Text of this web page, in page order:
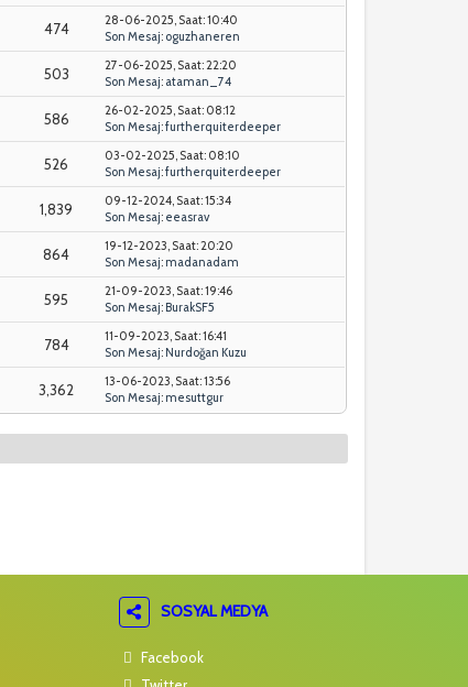
474
28-06-2025, Saat: 10:40
Son Mesaj: oguzhaneren
503
27-06-2025, Saat: 22:20
Son Mesaj: ataman_74
586
26-02-2025, Saat: 08:12
Son Mesaj:furtherquiterdeeper
526
03-02-2025, Saat: 08:10
Son Mesaj:furtherquiterdeeper
1,839
09-12-2024, Saat: 15:34
Son Mesaj: eeasrav
864
19-12-2023, Saat: 20:20
Son Mesaj: madanadam
595
21-09-2023, Saat: 19:46
Son Mesaj: BurakSF5
784
11-09-2023, Saat: 16:41
Son Mesaj: Nurdoğan Kuzu
3,362
13-06-2023, Saat: 13:56
Son Mesaj: mesuttgur
SOSYAL MEDYA
Facebook